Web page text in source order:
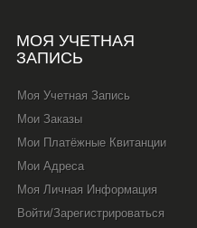
МОЯ УЧЕТНАЯ
ЗАПИСЬ
Моя Учетная Запись
Мои Заказы
Мои Платёжные Квитанции
Мои Адреса
Моя Личная Информация
Войти/Зарегистрироваться